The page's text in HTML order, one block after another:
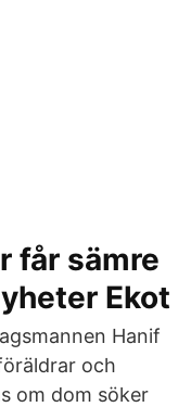
får sämre
Ekot
Hanif
och
om dom söker